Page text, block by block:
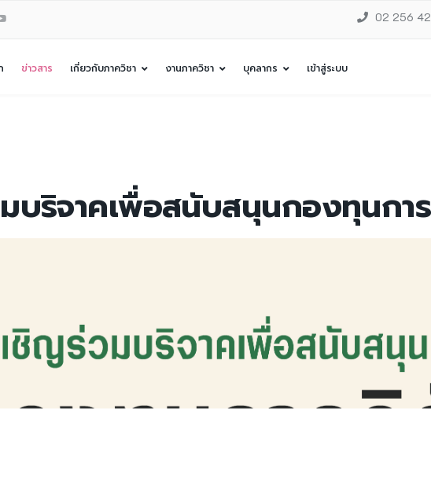
02 256
ข่าวสาร เกี่ยวกับภาควิชา งานภาควิชา บุคลากร เข้าสู่ระบบ
บริจาคเพื่อสนับสนุนกองทุนกา